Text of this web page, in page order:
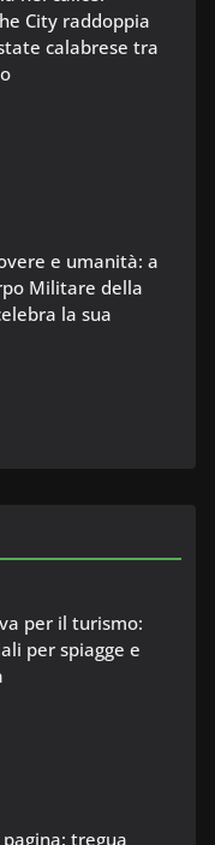
City raddoppia
calabrese tra
e umanità: a
Militare della
la sua
per il turismo:
per spiagge e
tregua